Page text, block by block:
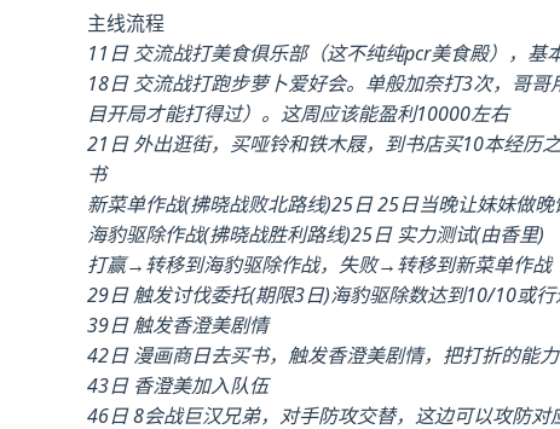
主线流程
11日 交流战打美食俱乐部（这不纯纯pcr美食殿），基
18日 交流战打跑步萝卜爱好会。单般加奈打3次，哥
目开局才能打得过）。这周应该能盈利10000左右
21日 外出逛街，买哑铃和铁木屐，到书店买10本经历
书
新菜单作战(拂晓战败北路线)25日 25日当晚让妹妹做
海豹驱除作战(拂晓战胜利路线)25日 实力测试(由香里)
打赢→转移到海豹驱除作战，失败→转移到新菜单作战
29日 触发讨伐委托(期限3日)海豹驱除数达到10/10或
39日 触发香澄美剧情
42日 漫画商日去买书，触发香澄美剧情，把打折的能
43日 香澄美加入队伍
46日 8会战巨汉兄弟，对手防攻交替，这边可以攻防对